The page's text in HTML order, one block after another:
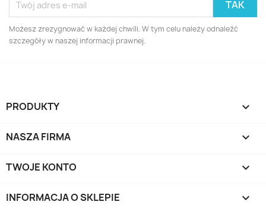
Możesz zrezygnować w każdej chwili. W tym celu należy odnaleźć
szczegóły w naszej informacji prawnej.
PRODUKTY 
NASZA FIRMA 
TWOJE KONTO 
INFORMACJA O SKLEPIE keyboard_arrow_down